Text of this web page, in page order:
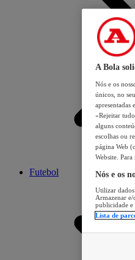
Futebol
A Bola
Nós e os
únicos, no
apresentadas
«Rejeitar
alguns
escolhas ou
página Web
Website.
Nós e os
Utilizar
Armazenar
publicidade e
Lista de